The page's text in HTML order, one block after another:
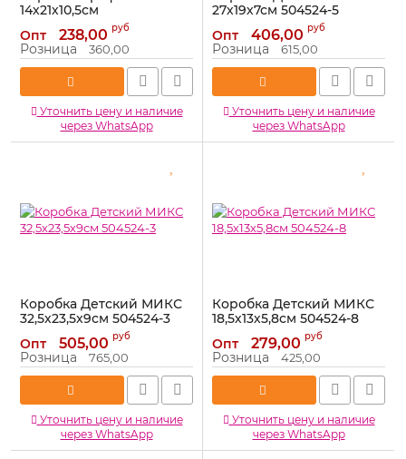
14х21х10,5см
прямоугольник 191307-6
Артикул: 191307-6
Опт 238,00 руб
Розница 360,00
Уточнить цену и наличие
через WhatsApp
27х19х7см 504524-5
Артикул: 504524-5
Опт 406,00 руб
Розница 615,00
Уточнить цену и наличие
через WhatsApp
Коробка Детский МИКС
32,5х23,5х9см 504524-3
Артикул: 504524-3
Опт 505,00 руб
Розница 765,00
Уточнить цену и наличие
через WhatsApp
Коробка Детский МИКС
18,5х13х5,8см 504524-8
Артикул: 504524-8
Опт 279,00 руб
Розница 425,00
Уточнить цену и наличие
через WhatsApp